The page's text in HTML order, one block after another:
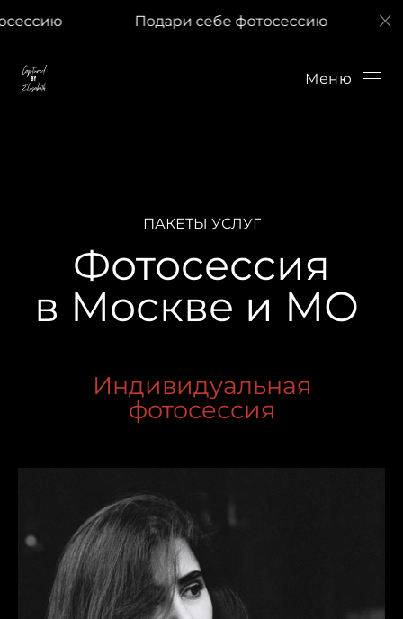
Подари себе фотосессию
Меню
ПАКЕТЫ УСЛУГ
Фотосессия
в Москве и МО
Индивидуальная
фотосессия